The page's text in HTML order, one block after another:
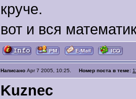
круче.
вот и вся
Написано Apr 7 2005, 10:25. Номер поста в теме:
Kuznec